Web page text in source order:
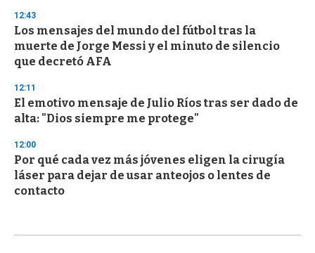
12:43
Los mensajes del mundo del fútbol tras la
muerte de Jorge Messi y el minuto de silencio
que decretó AFA
12:11
El emotivo mensaje de Julio Ríos tras ser dado de
alta: "Dios siempre me protege"
12:00
Por qué cada vez más jóvenes eligen la cirugía
láser para dejar de usar anteojos o lentes de
contacto